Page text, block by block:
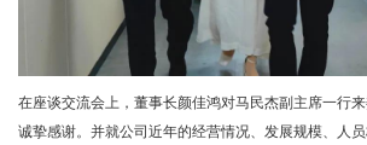
在座谈交流会上，董事长颜佳鸿对马民杰副主席一行
诚挚感谢。并就公司近年的经营情况、发展规模、人